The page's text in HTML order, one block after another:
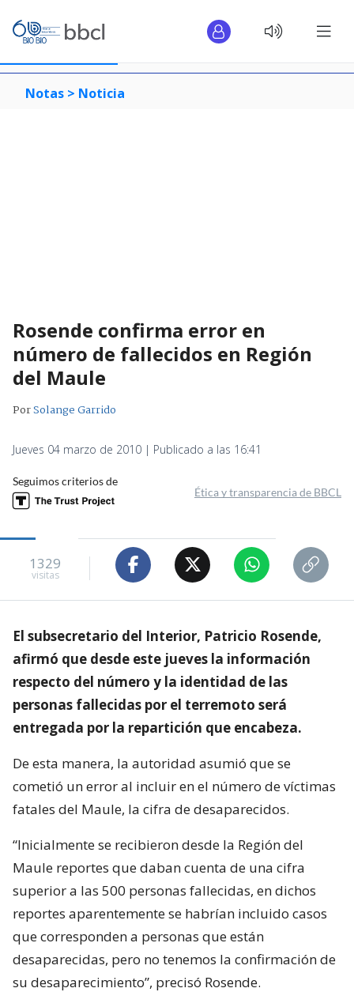
Notas > Noticia
Rosende confirma error en
número de fallecidos en Región
del Maule
PorSolange Garrido
Jueves 04 marzo de 2010 | Publicado a las 16:41
Seguimos criterios de
Ética y transparencia de BBCL
1329
visitas
El subsecretario del Interior, Patricio Rosende,
afirmó que desde este jueves la información
respecto del número y la identidad de las
personas fallecidas por el terremoto será
entregada por la repartición que encabeza.
De esta manera, la autoridad asumió que se
cometió un error al incluir en el número de víctimas
fatales del Maule, la cifra de desaparecidos.
“Inicialmente se recibieron desde la Región del
Maule reportes que daban cuenta de una cifra
superior a las 500 personas fallecidas, en dichos
reportes aparentemente se habrían incluido casos
que corresponden a personas que están
desaparecidas, pero no tenemos la confirmación de
su desaparecimiento”, precisó Rosende.